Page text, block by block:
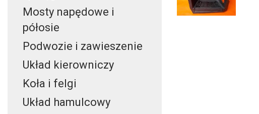
Mosty napędowe i
półosie
Podwozie i zawieszenie
Układ kierowniczy
Koła i felgi
Układ hamulcowy